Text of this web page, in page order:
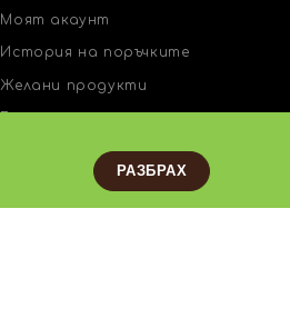
Моят акаунт
История на поръчките
Желани продукти
Бюлетин
Заявки за връщане
РАЗБРАХ